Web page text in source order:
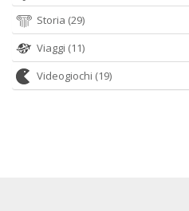
Storia (29)
Viaggi (11)
Videogiochi (19)